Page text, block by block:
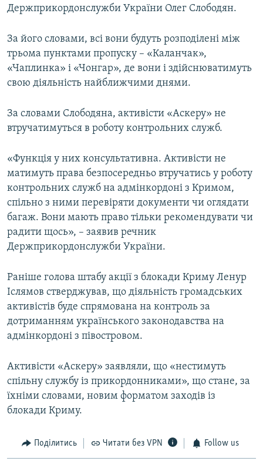
Держприкордонслужби України Олег Слободян.
За його словами, всі вони будуть розподілені між
трьома пунктами пропуску – «Каланчак»,
«Чаплинка» і «Чонгар», де вони і здійснюватимуть
свою діяльність найближчими днями.
За словами Слободяна, активісти «Аскеру» не
втручатимуться в роботу контрольних служб.
«Функція у них консультативна. Активісти не
матимуть права безпосередньо втручатись у роботу
контрольних служб на адмінкордоні з Кримом,
спільно з ними перевіряти документи чи оглядати
багаж. Вони мають право тільки рекомендувати чи
радити щось», – заявив речник
Держприкордонслужби України.
Раніше голова штабу акції з блокади Криму Ленур
Іслямов стверджував, що діяльність громадських
активістів буде спрямована на контроль за
дотриманням українського законодавства на
адмінкордоні з півостровом.
Активісти «Аскеру» заявляли, що «нестимуть
спільну службу із прикордонниками», що стане, за
їхніми словами, новим форматом заходів із
блокади Криму.
Поділитись Читати без VPN Follow us